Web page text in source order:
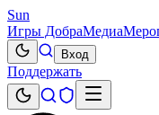
Sun
Игры ДобраМедиа
Вход
Поддержать